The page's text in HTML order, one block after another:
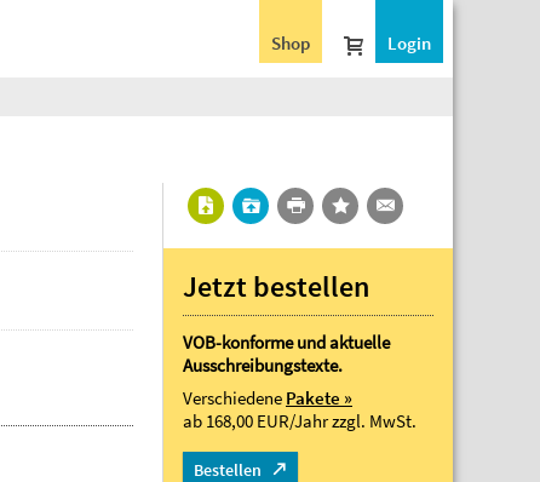
Login
Shop
Jetzt bestellen
VOB-konforme und aktuelle
Ausschreibungstexte.
Verschiedene Pakete »
ab 168,00 EUR/Jahrzzgl. MwSt.
Bestellen